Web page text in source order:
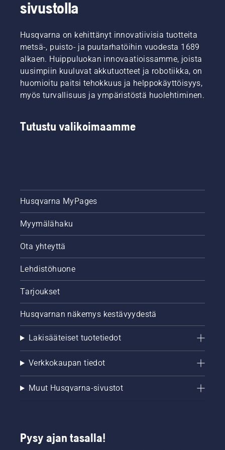
ennen
ostamista.
sivustolla
Husqvarna on kehittänyt innovatiivisia tuotteita
metsä-, puisto- ja puutarhatöihin vuodesta 1689
alkaen. Huippuluokan innovaatioissamme, joista
uusimpiin kuuluvat akkutuotteet ja robotiikka, on
huomioitu paitsi tehokkuus ja helppokäyttöisyys,
myös turvallisuus ja ympäristöstä huolehtiminen.
Tutustu valikoimaamme
Husqvarna MyPages
Myymälähaku
Ota yhteyttä
Lehdistöhuone
Tarjoukset
Husqvarnan näkemys kestävyydestä
Lakisääteiset tuotetiedot
Verkkokaupan tiedot
Muut Husqvarna-sivustot
Pysy ajan tasalla!